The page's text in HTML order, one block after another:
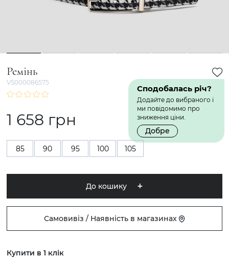
1 2 3 4 5 6
Ремінь
VS000086575
Сподобалась річ?
Додайте до вибраного і
ми повідомимо про
зниження ціни.
Добре
1 658 грн
85 90 95 100 105
До кошику
Самовивіз / Наявність в магазинах
Купити в 1 клік